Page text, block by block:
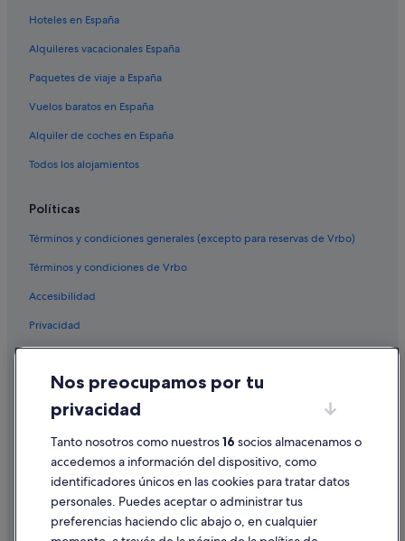
Hoteles en España
Alquileres vacacionales España
Paquetes de viaje a España
Vuelos baratos en España
Alquiler de coches en España
Todos los alojamientos
Políticas
Términos y condiciones generales (excepto para reservas de Vrbo)
Términos y condiciones de Vrbo
Accesibilidad
Privacidad
Condiciones de uso
Información legal/contacto
Pautas sobre el contenido y cómo denunciar contenido
Ayuda
Nos preocupamos por tu
privacidad
Tanto nosotros como nuestros16 socios almacenamos o
accedemos a información del dispositivo, como
identificadores únicos en las cookies para tratar datos
personales. Puedes aceptar o administrar tus
preferencias haciendo clic abajo o, en cualquier